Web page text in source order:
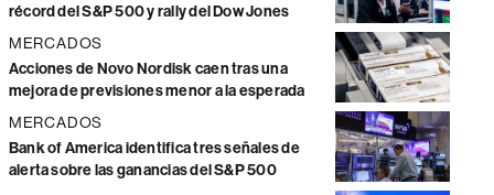
récord del S&P 500 y rally del Dow Jones
MERCADOS
Acciones de Novo Nordisk caen tras una
mejora de previsiones menor a la esperada
MERCADOS
Bank of America identifica tres señales de
alerta sobre las ganancias del S&P 500